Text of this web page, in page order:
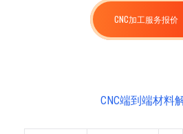
CNC加工服务报价
CNC端到端材料